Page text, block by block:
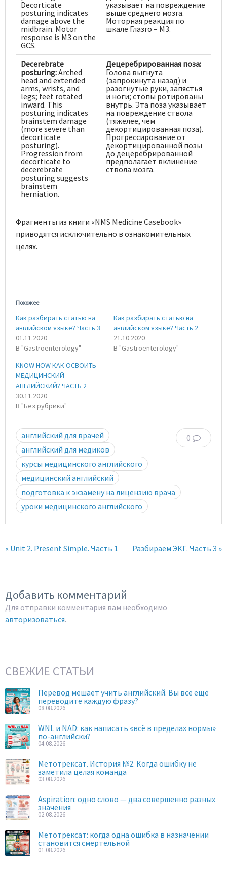
Decorticate
posturing indicates
damage above the
midbrain. Motor
response is M3 on the
GCS.
указывает на повреждение
выше среднего мозга.
Моторная реакция по
шкале Глазго – М3.
Decerebrate
posturing:Arched
head and extended
arms, wrists, and
legs; feet rotated
inward. This
posturing indicates
brainstem damage
(more severe than
decorticate
posturing).
Progression from
decorticate to
decerebrate
posturing suggests
brainstem
herniation.
Децеребрированная поза:
Голова выгнута
(запрокинута назад) и
разогнутые руки, запястья
и ноги; стопы ротированы
внутрь. Эта поза указывает
на повреждение ствола
(тяжелее, чем
декортицированная поза).
Прогрессирование от
декортицированной позы
до децеребрированной
предполагает вклинение
ствола мозга.
Фрагменты из книги «NMS Medicine Casebook»
приводятся исключительно в ознакомительных
целях.
Похожее
Как разбирать статью на
английском языке? Часть 3
01.11.2020
В "Gastroenterology"
Как разбирать статью на
английском языке? Часть 2
21.10.2020
В "Gastroenterology"
KNOW HOW КАК ОСВОИТЬ
МЕДИЦИНСКИЙ
АНГЛИЙСКИЙ? ЧАСТЬ 2
30.11.2020
В "Без рубрики"
0
английский для врачей
английский для медиков
курсы медицинского английского
медицинский английский
подготовка к экзамену на лицензию врача
уроки медицинского английского
« Unit 2. Present Simple. Часть 1 Разбираем ЭКГ. Часть 3 »
Добавить комментарий
Для отправки комментария вам необходимо
авторизоваться.
СВЕЖИЕ СТАТЬИ
Перевод мешает учить английский. Вы всё ещё
переводите каждую фразу?
08.08.2026
WNL и NAD: как написать «всё в пределах нормы»
по-английски?
04.08.2026
Метотрексат. История №2. Когда ошибку не
заметила целая команда
03.08.2026
Aspiration: одно слово — два совершенно разных
значения
02.08.2026
Метотрексат: когда одна ошибка в назначении
становится смертельной
01.08.2026